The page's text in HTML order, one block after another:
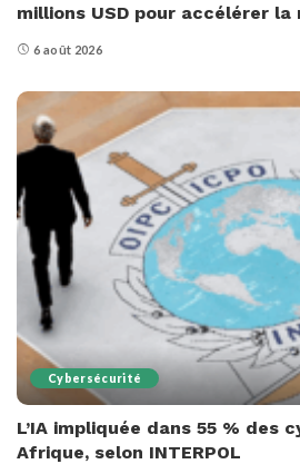
millions USD pour accélérer la
6 août 2026
Cybersécurité
L’IA impliquée dans 55 % des
Afrique, selon INTERPOL